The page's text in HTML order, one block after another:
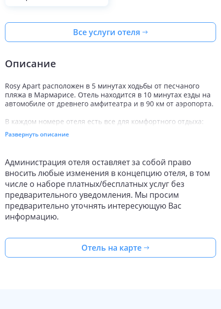
Все услуги отеля
Описание
Rosy Apart расположен в 5 минутах ходьбы от песчаного
пляжа в Мармарисе. Отель находится в 10 минутах езды на
автомобиле от древнего амфитеатра и в 90 км от аэропорта.
В каждом номере отеля есть все для комфортного отдыха:
Wi-Fi, кондиционер, ванная комната, телевизор и
холодильник. Для гостей с ограниченными физическими
Каждое утро в ресторане отеля сервируют завтрак
(шведский стол), днем подают блюда средиземноморской
кухни (по меню). На террасе открыт обеденный зал с
барбекю для любителей поесть на свежем воздухе.
В Rosy Apart есть взрослый и детский бассейны, водные
горки, игровые комнаты. В баре отеля организовывают
развлекаются, с детьми занимаются опытные аниматоры.
Rosy Apart — отличное место для веселого отдыха в
Развернуть описание
Администрация отеля оставляет за собой право
вносить любые изменения в концепцию отеля, в том
числе о наборе платных/бесплатных услуг без
предварительного уведомления. Мы просим
предварительно уточнять интересующую Вас
информацию.
Отель на карте